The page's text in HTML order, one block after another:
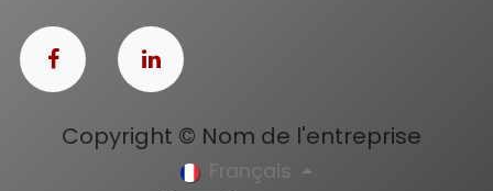
Copyright © Nom de l'entreprise
Français